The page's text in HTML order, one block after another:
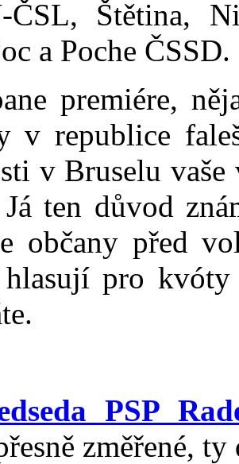
ČSL, Štětina,
a Poche ČSSD.
premiére,
v republice
v Bruselu vaše
ten důvod
občany před
hlasují pro
PSP
změřené,